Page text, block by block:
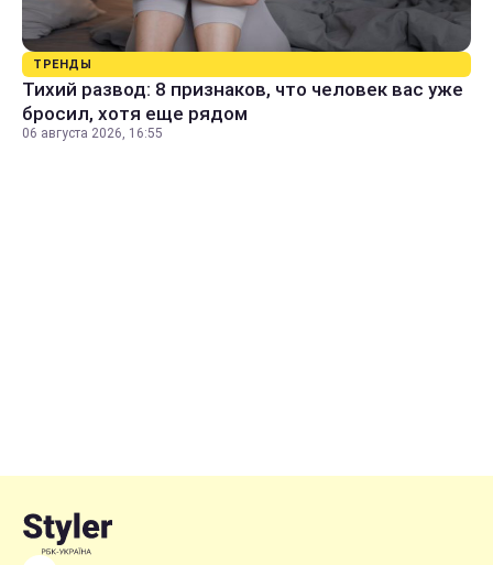
ТРЕНДЫ
Тихий развод: 8 признаков, что человек вас уже
бросил, хотя еще рядом
06 августа 2026, 16:55